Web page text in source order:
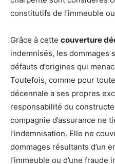
constitutifs de l’immeuble
Grâce à cette couverture
indemnisés, les dommages
défauts d’origines qui
Toutefois, comme pour
décennale a ses propres
responsabilité du
compagnie d’assurance ne
l’indemnisation. Elle ne
dommages résultants d’un
l’immeuble ou d’une fraude